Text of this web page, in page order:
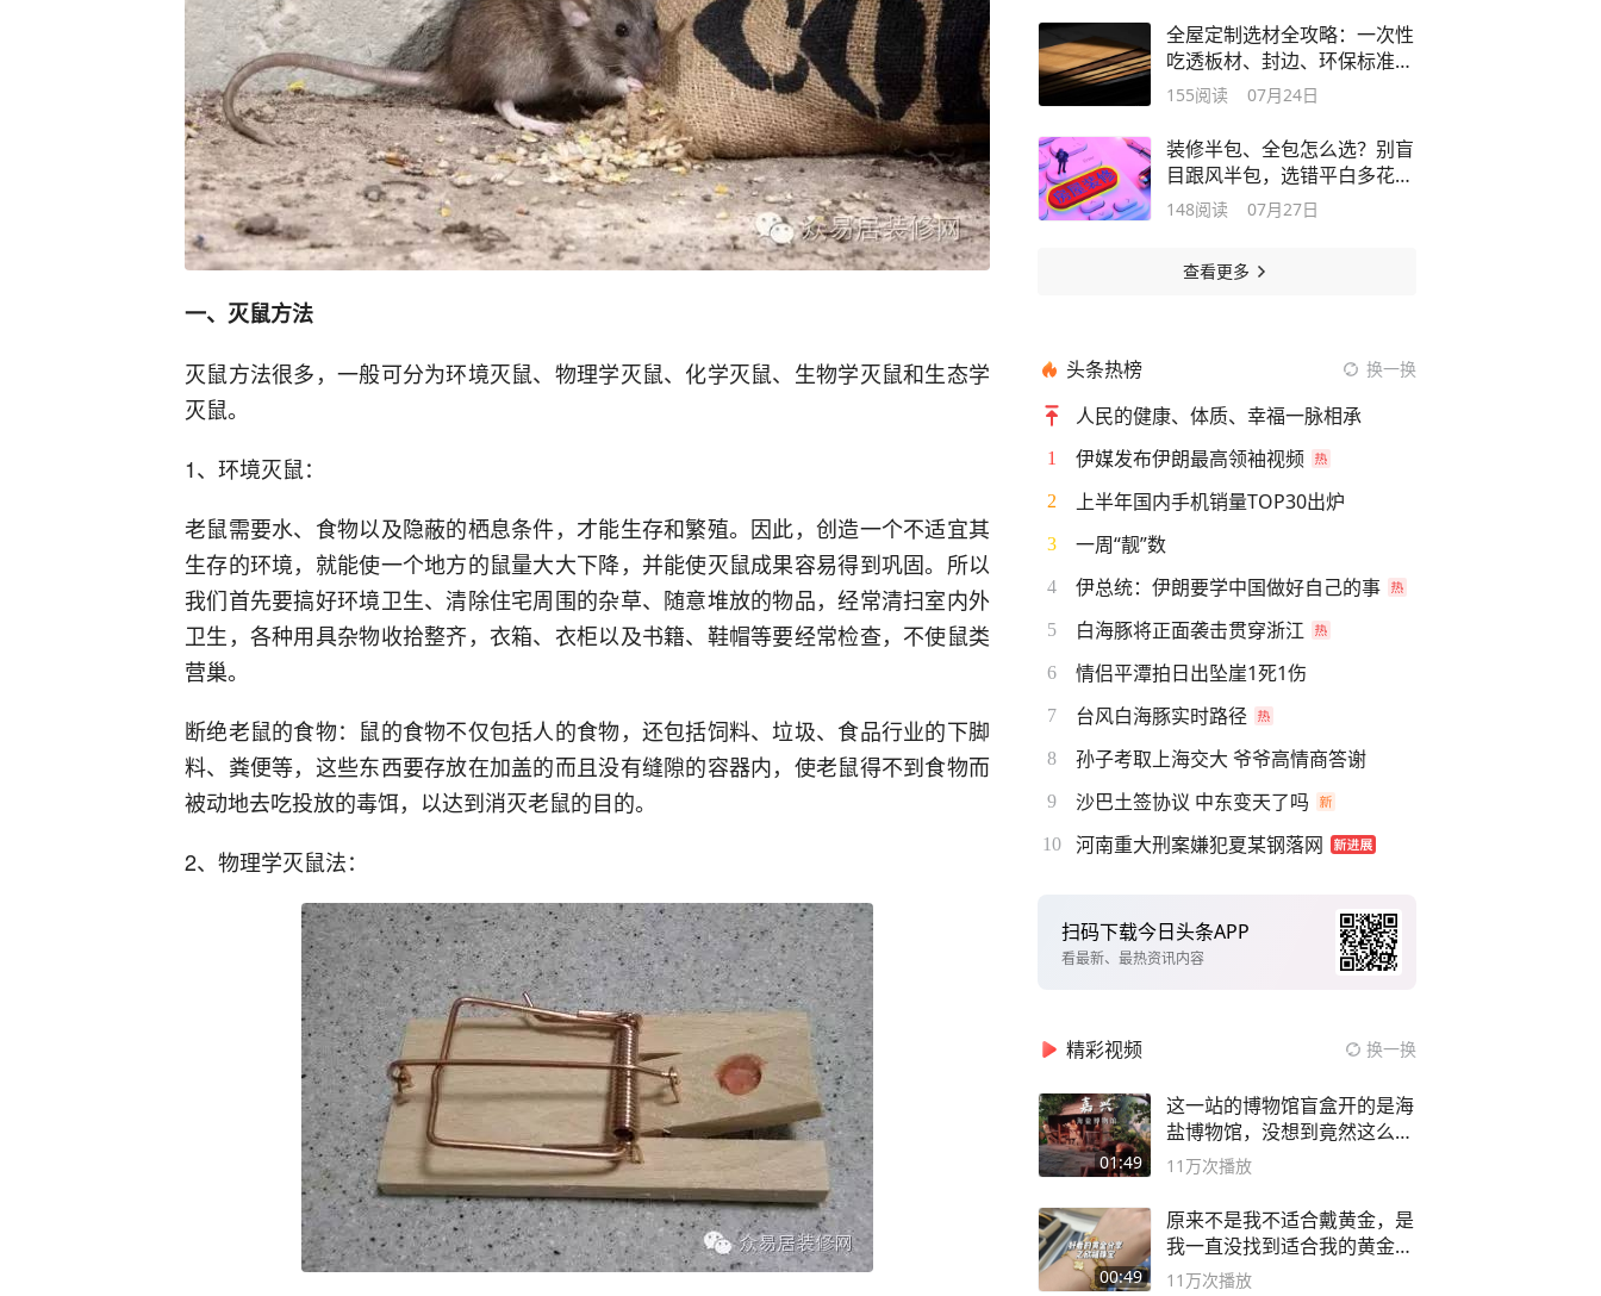
一、灭鼠方法
灭鼠方法很多，一般可分为环境灭鼠、物理学灭鼠、化学灭鼠、生物学灭鼠和生态学
灭鼠。
1、环境灭鼠：
老鼠需要水、食物以及隐蔽的栖息条件，才能生存和繁殖。因此，创造一个不适宜其
生存的环境，就能使一个地方的鼠量大大下降，并能使灭鼠成果容易得到巩固。所以
我们首先要搞好环境卫生、清除住宅周围的杂草、随意堆放的物品，经常清扫室内外
卫生，各种用具杂物收拾整齐，衣箱、衣柜以及书籍、鞋帽等要经常检查，不使鼠类
营巢。
断绝老鼠的食物：鼠的食物不仅包括人的食物，还包括饲料、垃圾、食品行业的下脚
料、粪便等，这些东西要存放在加盖的而且没有缝隙的容器内，使老鼠得不到食物而
被动地去吃投放的毒饵，以达到消灭老鼠的目的。
2、物理学灭鼠法：
全屋定制选材全攻略：一次性
吃透板材、封边、环保标准与
靠谱品牌
155阅读 07月24日
装修半包、全包怎么选？别盲
目跟风半包，选错平白多花几
万块
148阅读 07月27日
查看更多
头条热榜 换一换
人民的健康、体质、幸福一脉相承
1 伊媒发布伊朗最高领袖视频
2 上半年国内手机销量TOP30出炉
3 一周“靓”数
4 伊总统：伊朗要学中国做好自己的事
5 白海豚将正面袭击贯穿浙江
6 情侣平潭拍日出坠崖1死1伤
7 台风白海豚实时路径
8 孙子考取上海交大 爷爷高情商答谢
9 沙巴土签协议 中东变天了吗
10 河南重大刑案嫌犯夏某钢落网
扫码下载今日头条APP
看最新、最热资讯内容
精彩视频 换一换
01:49
这一站的博物馆盲盒开的是海
盐博物馆，没想到竟然这么好
逛！
11万次播放
00:49
原来不是我不适合戴黄金，是
我一直没找到适合我的黄金
😭
11万次播放